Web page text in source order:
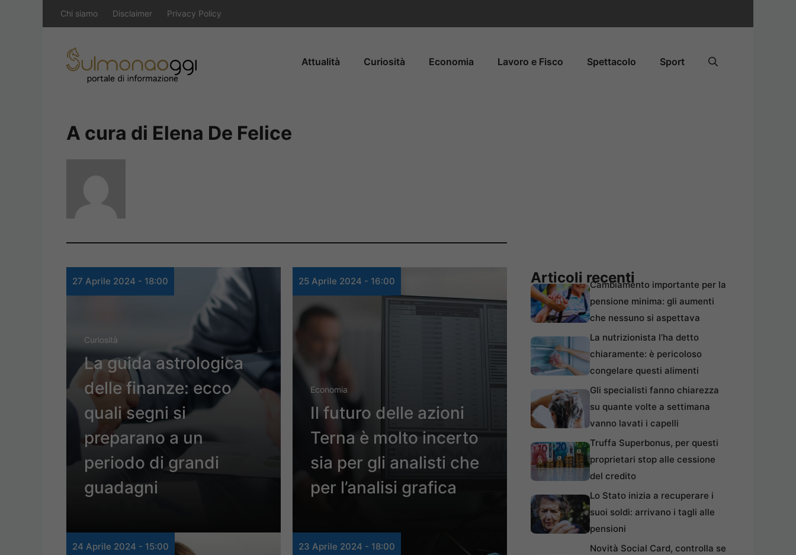
Chi siamo Disclaimer Privacy Policy
Attualità Curiosità Economia Lavoro e Fisco Spettacolo Sport
A cura di Elena De Felice
27 Aprile 2024 - 18:00
Curiosità
La guida astrologica
delle finanze: ecco
quali segni si
preparano a un
periodo di grandi
guadagni
25 Aprile 2024 - 16:00
Economia
Il futuro delle azioni
Terna è molto incerto
sia per gli analisti che
per l’analisi grafica
24 Aprile 2024 - 15:00 23 Aprile 2024 - 18:00
Articoli recentiCambiamento importante per la
pensione minima: gli aumenti
che nessuno si aspettava
La nutrizionista l’ha detto
chiaramente: è pericoloso
congelare questi alimenti
Gli specialisti fanno chiarezza
su quante volte a settimana
vanno lavati i capelli
Truffa Superbonus, per questi
proprietari stop alle cessione
del credito
Lo Stato inizia a recuperare i
suoi soldi: arrivano i tagli alle
pensioni
Novità Social Card, controlla se